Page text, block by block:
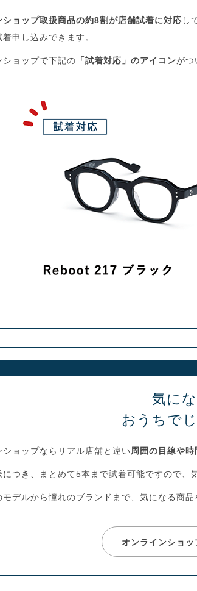
ショップ取扱商品の約8割が店舗試着に対応 し
申し込みできます。
ショップで下記の 「試着対応」のアイコンがつ
気に
おうちで
ショップならリアル店舗と違い周囲の目線や
につき、まとめて5本まで試着可能ですので、
モデルから憧れのブランドまで、気になる商品
オンラインショ